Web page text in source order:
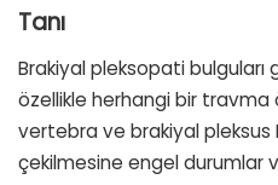
Tanı
Brakiyal pleksopati
özellikle herhangi bir travma
vertebra ve brakiyal pleksus
çekilmesine engel durumlar